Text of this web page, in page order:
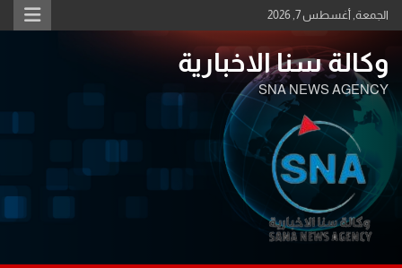
Skip
to
الجمعة, أغسطس 7, 2026
وكالة سنا الاخبارية
SNA NEWS AGENCY